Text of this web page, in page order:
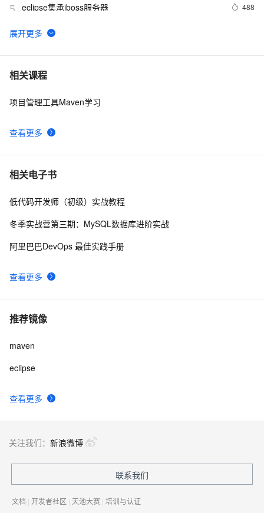
5 eclipse集承jboss服务器 488
6 ECLIPSE MYECLIPSE 在线安装SVN
7 MyEclipse查找Web服务
8 在eclipse中打开文件所在的目录
9 MyEclipse自动生成注释，编辑默认注释模板
10
相关课程
查看更多
项目管理工具Maven学习
相关电子书
查看更多
低代码开发师（初级）实战教程
冬季实战营第三期：MySQL数据库进阶实战
阿里巴巴DevOps 最佳实践手册
推荐镜像
查看更多
maven
eclipse
关注我们： 新浪微博
联系我们
文档 | 开发者社区 | 天池大赛 | 培训与认证